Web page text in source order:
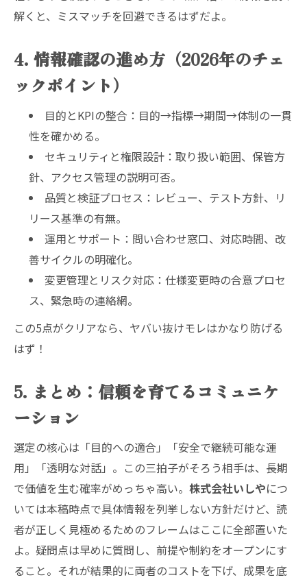
解くと、ミスマッチを回避できるはずだよ。
4. 情報確認の進め方（2026年のチェ
ックポイント）
目的とKPIの整合：目的→指標→期間→体制の一貫
性を確かめる。
セキュリティと権限設計：取り扱い範囲、保管方
針、アクセス管理の説明可否。
品質と検証プロセス：レビュー、テスト方針、リ
リース基準の有無。
運用とサポート：問い合わせ窓口、対応時間、改
善サイクルの明確化。
変更管理とリスク対応：仕様変更時の合意プロセ
ス、緊急時の連絡網。
この5点がクリアなら、ヤバい抜けモレはかなり防げる
はず！
5. まとめ：信頼を育てるコミュニケ
ーション
選定の核心は「目的への適合」「安全で継続可能な運
用」「透明な対話」。この三拍子がそろう相手は、長期
で価値を生む確率がめっちゃ高い。 株式会社いしやにつ
いては本稿時点で具体情報を列挙しない方針だけど、読
者が正しく見極めるためのフレームはここに全部置いた
よ。疑問点は早めに質問し、前提や制約をオープンにす
ること。それが結果的に両者のコストを下げ、成果を底